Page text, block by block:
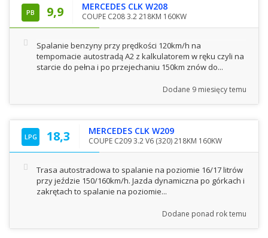
PB 9,9 MERCEDES CLK W208
COUPE C208 3.2 218KM 160KW
Spalanie benzyny przy prędkości 120km/h na
tempomacie autostradą A2 z kalkulatorem w ręku czyli na
starcie do pełna i po przejechaniu 150km znów do...
Dodane 9 miesięcy temu
LPG 18,3 MERCEDES CLK W209
COUPE C209 3.2 V6 (320) 218KM 160KW
Trasa autostradowa to spalanie na poziomie 16/17 litrów
przy jeździe 150/160km/h. Jazda dynamiczna po górkach i
zakrętach to spalanie na poziomie...
Dodane ponad rok temu